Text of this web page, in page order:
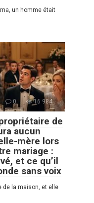
un homme était
0 16 984
de
aucun
mère lors
mariage :
et ce qu’il
sans voix
de la maison, et elle